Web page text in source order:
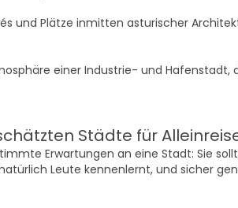
und Plätze inmitten asturischer
einer Industrie- und Hafenstadt,
Städte für
Erwartungen an eine Stadt: Sie
Leute kennenlernt, und sicher